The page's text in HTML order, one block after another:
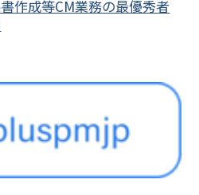
作成等CM業務の最優秀者